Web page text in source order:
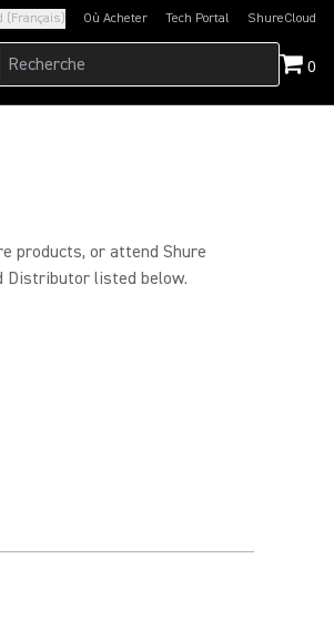
(Français) Où Acheter Tech Portal
(Opens in a new tab)ShureCloud
(Opens in a new
0
products, or attend Shure
Distributor listed below.